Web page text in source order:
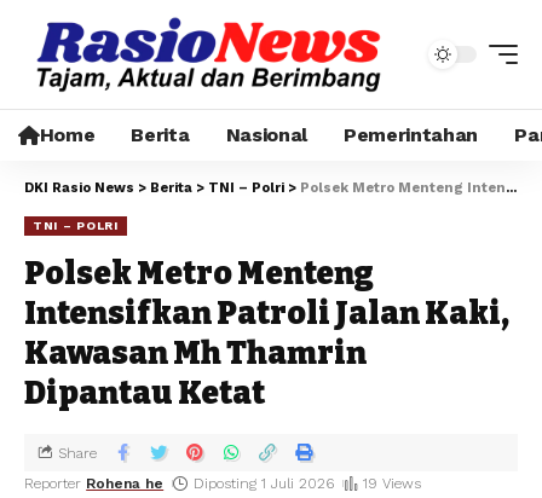
Home Berita Nasional Pemerintahan
DKI Rasio News > Berita > TNI – Polri > Polsek Metro Menteng Intensifkan Patroli Jalan Kaki, Kawasan Mh Thamrin Dipantau Ketat
TNI – POLRI
Polsek Metro Menteng
Intensifkan Patroli Jalan Kaki,
Kawasan Mh Thamrin
Dipantau Ketat
Reporter Rohena he Diposting 1 Juli 2026 19 Views
Share